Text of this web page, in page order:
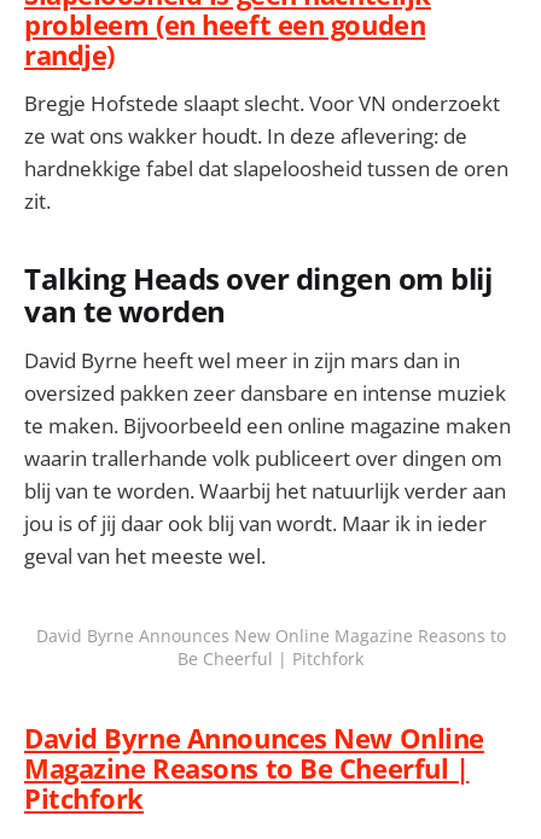
probleem (en heeft een gouden
randje)
Bregje Hofstede slaapt slecht. Voor VN onderzoekt
ze wat ons wakker houdt. In deze aflevering: de
hardnekkige fabel dat slapeloosheid tussen de oren
zit.
Talking Heads over dingen om blij
van te worden
David Byrne heeft wel meer in zijn mars dan in
oversized pakken zeer dansbare en intense muziek
te maken. Bijvoorbeeld een online magazine maken
waarin trallerhande volk publiceert over dingen om
blij van te worden. Waarbij het natuurlijk verder aan
jou is of jij daar ook blij van wordt. Maar ik in ieder
geval van het meeste wel.
David Byrne Announces New Online Magazine Reasons to
Be Cheerful | Pitchfork
David Byrne Announces New Online
Magazine Reasons to Be Cheerful |
Pitchfork